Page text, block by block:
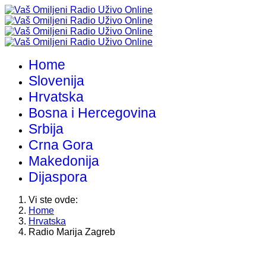
Home
Slovenija
Hrvatska
Bosna i Hercegovina
Srbija
Crna Gora
Makedonija
Dijaspora
Vi ste ovde:
Home
Hrvatska
Radio Marija Zagreb